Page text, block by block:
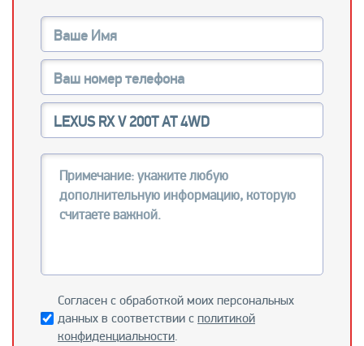
Согласен с обработкой моих персональных
данных в соответствии с политикой
конфиденциальности.